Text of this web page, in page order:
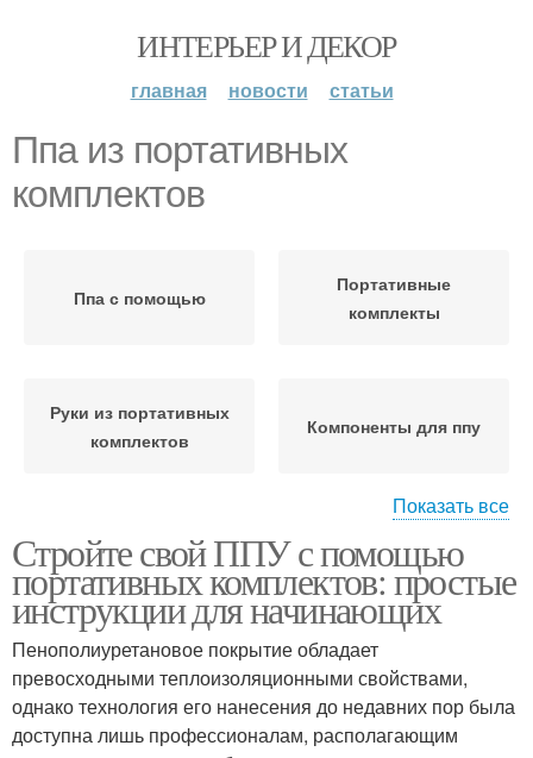
ИНТЕРЬЕР И ДЕКОР
главная новости статьи
Ппа из портативных
комплектов
Ппа с помощью
Портативные
комплекты
Руки из портативных
комплектов
Компоненты для ппу
Портативный комплект
Показать все
Стройте свой ППУ с помощью
портативных комплектов: простые
инструкции для начинающих
Пенополиуретановое покрытие обладает
превосходными теплоизоляционными свойствами,
однако технология его нанесения до недавних пор была
доступна лишь профессионалам, располагающим